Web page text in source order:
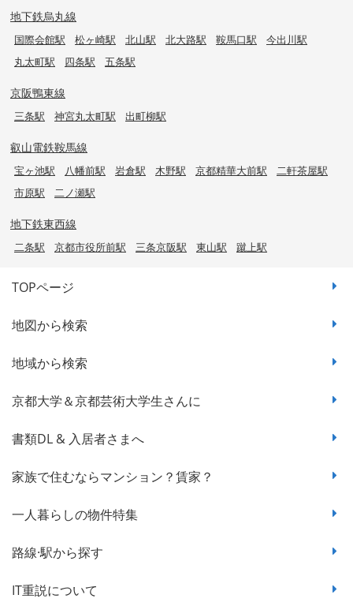
地下鉄烏丸線
国際会館駅 松ヶ崎駅 北山駅 北大路駅 鞍馬口駅
今出川駅
丸太町駅
四条駅 五条駅
京阪鴨東線
三条駅 神宮丸太町駅 出町柳駅
叡山電鉄鞍馬線
宝ヶ池駅 八幡前駅 岩倉駅 木野駅 京都精華大前駅
二軒茶屋駅
市原駅
二ノ瀬駅
地下鉄東西線
二条駅 京都市役所前駅 三条京阪駅 東山駅 蹴上駅
TOPページ
地図から検索
地域から検索
京都大学＆京都芸術大学生さんに
書類DL & 入居者さまへ
家族で住むならマンション？賃家？
一人暮らしの物件特集
路線·駅から探す
IT重説について